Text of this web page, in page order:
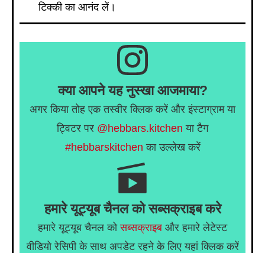
टिक्की का आनंद लें।
क्या आपने यह नुस्खा आजमाया?
अगर किया तोह एक तस्वीर क्लिक करें और इंस्टाग्राम या
ट्विटर पर @hebbars.kitchen या टैग
#hebbarskitchen का उल्लेख करें
हमारे यूट्यूब चैनल को सब्सक्राइब करे
हमारे यूट्यूब चैनल कोसब्सक्राइब और हमारे लेटेस्ट
वीडियो रेसिपी के साथ अपडेट रहने के लिए यहां क्लिक करें